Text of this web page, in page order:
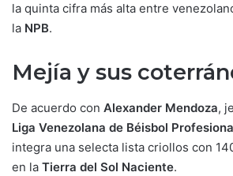
la quinta cifra más alta entre
la NPB.
Mejía y sus
De acuerdo con Alexander Mendoza,
Liga Venezolana de Béisbol
integra una selecta lista criollos con
en la Tierra del Sol Naciente.